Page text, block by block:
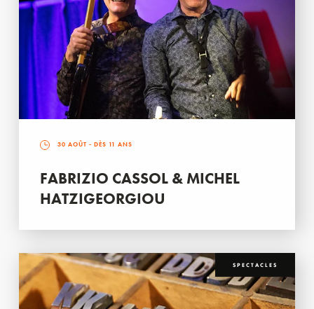
30 AOÛT - DÈS 11 ANS
FABRIZIO CASSOL & MICHEL
HATZIGEORGIOU
SPECTACLES